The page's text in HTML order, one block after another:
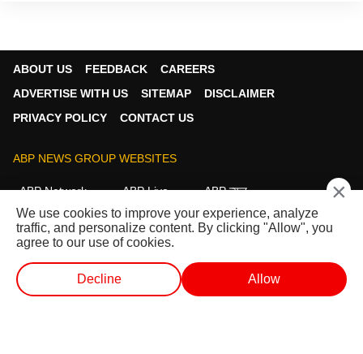
ABOUT US FEEDBACK
CAREERS
ADVERTISE WITH US
SITEMAP
DISCLAIMER
PRIVACY POLICY
CONTACT US
ABP NEWS GROUP WEBSITES
ABP Network ABP Live
ABP न्यूज़
ABP আনন্দ
ABP माझा
ABP અસ્મિતા
ABP Ganga
ABP ਸਾਂਝਾ ABP நாடு ABP దేశం
FOLLOW US
×
We use cookies to improve your experience, analyze
traffic, and personalize content. By clicking "Allow", you
agree to our use of cookies.
Decline Allow